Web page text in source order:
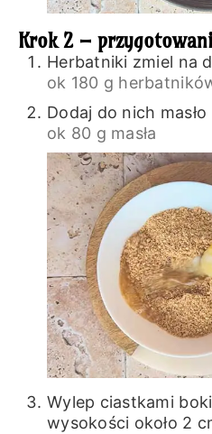
Krok 2 –
Herbatniki zmiel na
ok 180 g
Dodaj do nich
ok 80 g masła
Wylep ciastkami
wysokości około 2